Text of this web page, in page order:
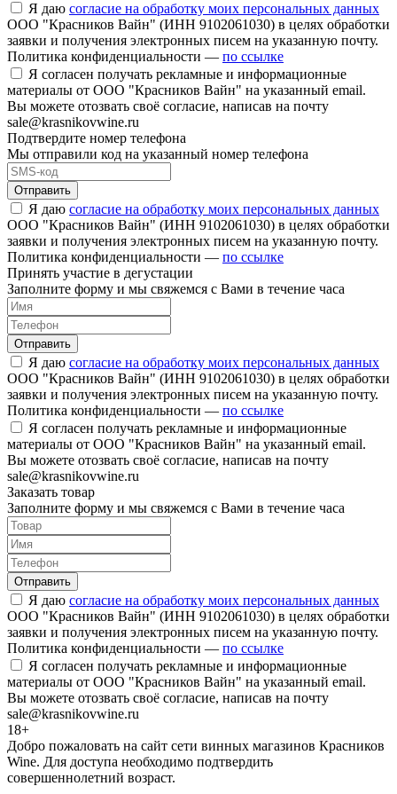
Я даю согласие на обработку моих персональных данных
ООО "Красников Вайн" (ИНН 9102061030) в целях обработки
заявки и получения электронных писем на указанную почту.
Политика конфиденциальности — по ссылке
Я согласен получать рекламные и информационные
материалы от ООО "Красников Вайн" на указанный email.
Вы можете отозвать своё согласие, написав на почту
sale@krasnikovwine.ru
Подтвердите номер телефона
Мы отправили код на указанный номер телефона
Отправить
Я даю согласие на обработку моих персональных данных
ООО "Красников Вайн" (ИНН 9102061030) в целях обработки
заявки и получения электронных писем на указанную почту.
Политика конфиденциальности — по ссылке
Принять участие в дегустации
Заполните форму и мы свяжемся с Вами в течение часа
Отправить
Я даю согласие на обработку моих персональных данных
ООО "Красников Вайн" (ИНН 9102061030) в целях обработки
заявки и получения электронных писем на указанную почту.
Политика конфиденциальности — по ссылке
Я согласен получать рекламные и информационные
материалы от ООО "Красников Вайн" на указанный email.
Вы можете отозвать своё согласие, написав на почту
sale@krasnikovwine.ru
Заказать товар
Заполните форму и мы свяжемся с Вами в течение часа
Отправить
Я даю согласие на обработку моих персональных данных
ООО "Красников Вайн" (ИНН 9102061030) в целях обработки
заявки и получения электронных писем на указанную почту.
Политика конфиденциальности — по ссылке
Я согласен получать рекламные и информационные
материалы от ООО "Красников Вайн" на указанный email.
Вы можете отозвать своё согласие, написав на почту
sale@krasnikovwine.ru
18+
Добро пожаловать на сайт сети винных магазинов Красников
Wine. Для доступа необходимо подтвердить
совершеннолетний возраст.